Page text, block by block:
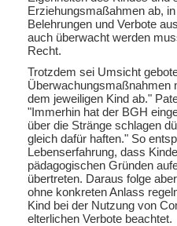
Erziehungsmaßahmen ab,
Belehrungen und Verbote
auch überwacht werden
Recht.
Trotzdem sei Umsicht
Überwachungsmaßnahmen
dem jeweiligen Kind ab."
"Immerhin hat der BGH
über die Stränge schlagen
gleich dafür haften." So
Lebenserfahrung, dass
pädagogischen Gründen
übertreten. Daraus folge
ohne konkreten Anlass
Kind bei der Nutzung von
elterlichen Verbote beachtet.